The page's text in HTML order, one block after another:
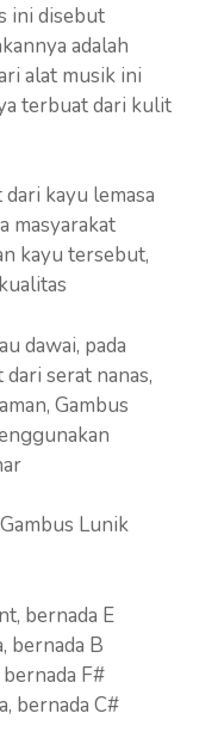
ini disebut
adalah
alat musik ini
terbuat dari kulit
kayu lemasa
masyarakat
kayu tersebut,
dawai, pada
serat nanas,
Gambus
Lunik
bernada E
bernada B
F#
bernada C#